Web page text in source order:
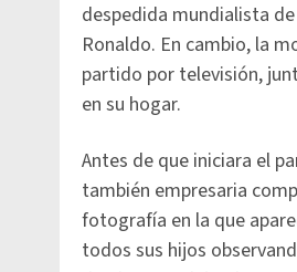
despedida mundialista
Ronaldo. En cambio, la
partido por televisión,
en su hogar.
Antes de que iniciara el
también empresaria
fotografía en la que
todos sus hijos